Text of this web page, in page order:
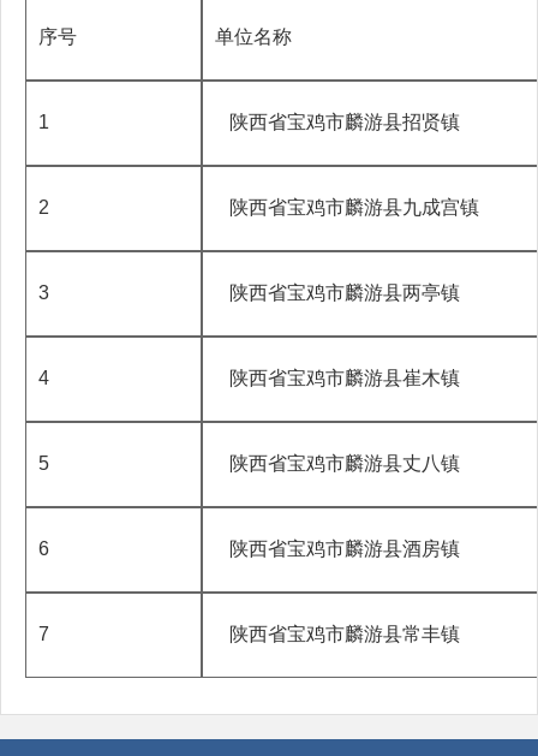
序号 单位名称
1 陕西省宝鸡市麟游县招贤镇
2 陕西省宝鸡市麟游县九成宫镇
3 陕西省宝鸡市麟游县两亭镇
4 陕西省宝鸡市麟游县崔木镇
5 陕西省宝鸡市麟游县丈八镇
6 陕西省宝鸡市麟游县酒房镇
7 陕西省宝鸡市麟游县常丰镇